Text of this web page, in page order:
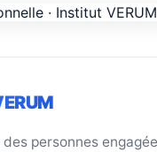
personnes